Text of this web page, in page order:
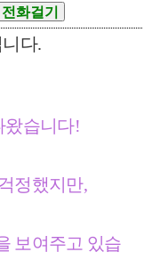
다.
왔습니다!
정했지만,
보여주고 있습